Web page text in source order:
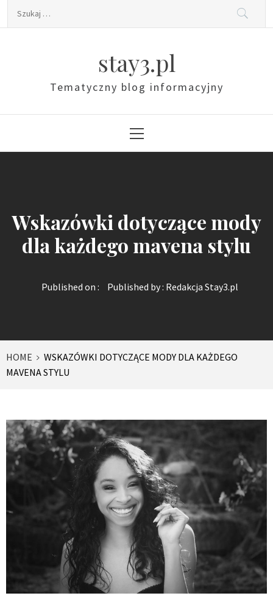
Szukaj:
stay3.pl
Tematyczny blog informacyjny
Menu
Wskazówki dotyczące mody
dla każdego mavena stylu
Published on : Published by : Redakcja Stay3.pl
HOME
WSKAZÓWKI DOTYCZĄCE MODY DLA KAŻDEGO
MAVENA STYLU